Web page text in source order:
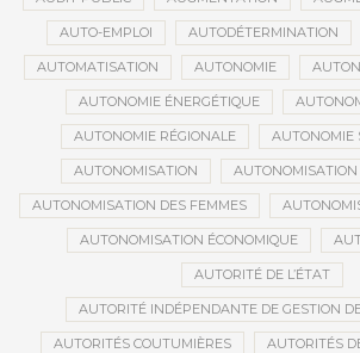
AUTO-EMPLOI AUTODÉTERMINATION
AUTOMATISATION AUTONOMIE
AUTONOMIE ÉNERGÉTIQUE
AUTONOMIE RÉGIONALE AUTONOMIE
AUTONOMISATION
AUTONOMISATION DES FEMMES
AUTONOMISATION ÉCONOMIQUE
AUTORITÉ DE L’ÉTAT
AUTORITÉ INDÉPENDANTE DE GESTION
AUTORITÉS COUTUMIÈRES AUTORITÉS